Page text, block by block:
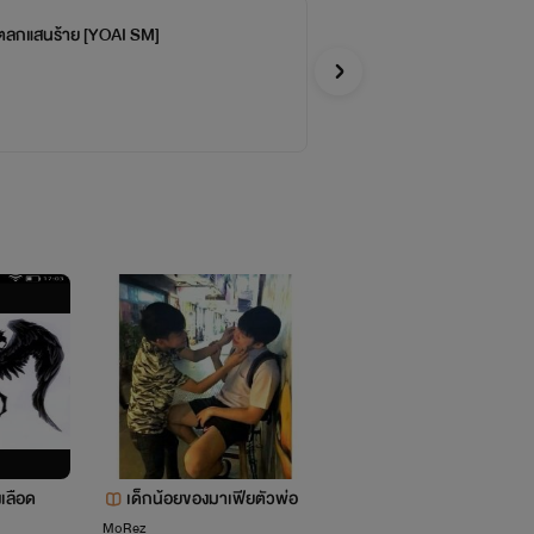
กแสนร้าย [YOAI SM]
ลือด เด็กน้อยของมาเฟียตัวพ่อ
MoRez